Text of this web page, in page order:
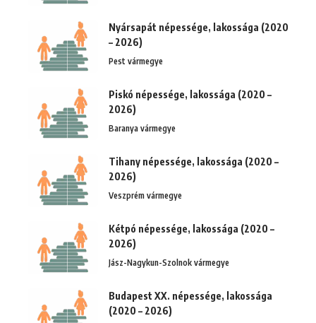
Nyársapát népessége, lakossága (2020
– 2026)
Pest vármegye
Piskó népessége, lakossága (2020 –
2026)
Baranya vármegye
Tihany népessége, lakossága (2020 –
2026)
Veszprém vármegye
Kétpó népessége, lakossága (2020 –
2026)
Jász-Nagykun-Szolnok vármegye
Budapest XX. népessége, lakossága
(2020 – 2026)